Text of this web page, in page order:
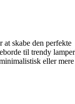
skabe den perfekte
til trendy lamper
eller mere